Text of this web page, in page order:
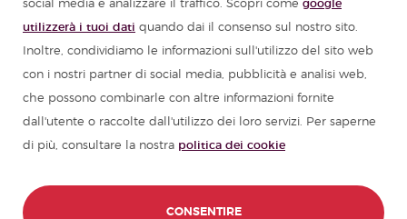
Corsi di spagnolo
Risorse per imparare lo spagnolo
Partners
Guide di viaggio in Spagna
social media e analizzare il traffico. Scopri come google
utilizzerà i tuoi dati quando dai il consenso sul nostro sito.
Inoltre, condividiamo le informazioni sull'utilizzo del sito web
con i nostri partner di social media, pubblicità e analisi web,
che possono combinarle con altre informazioni fornite
dall'utente o raccolte dall'utilizzo dei loro servizi. Per saperne
di più, consultare la nostra politica dei cookie
CONSENTIRE